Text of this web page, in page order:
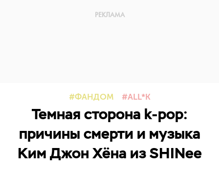
ФАНДОМ ALL*K
Темная сторона k-pop:
причины смерти и музыка
Ким Джон Хёна из SHINee